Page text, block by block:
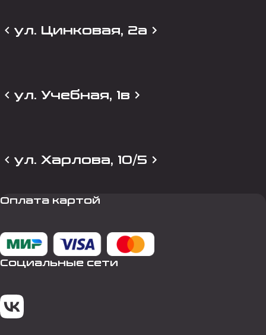
ул. Цинковая, 2а
ул. Учебная, 1в
ул. Харлова, 10/5
Оплата картой
Социальные сети